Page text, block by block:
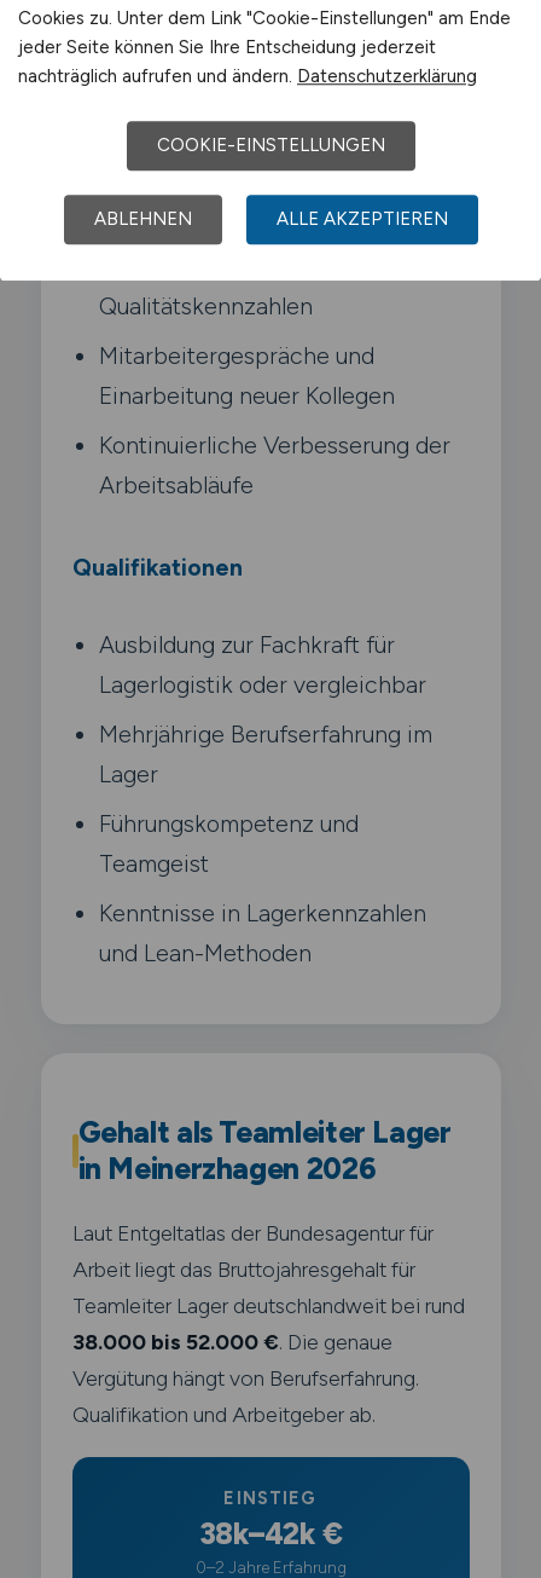
Meinerzhagen
Fachliche und disziplinarische
Führung des Teams
Einteilung und Aufgabenverteilung
der Mitarbeiter
Qualitätskennzahlen
Mitarbeitergespräche und
Einarbeitung neuer Kollegen
Kontinuierliche Verbesserung der
Arbeitsabläufe
Qualifikationen
Ausbildung zur Fachkraft für
Lagerlogistik oder vergleichbar
Mehrjährige Berufserfahrung im
Lager
Führungskompetenz und
Teamgeist
Kenntnisse in Lagerkennzahlen
und Lean-Methoden
Gehalt als Teamleiter Lager
in Meinerzhagen 2026
Laut Entgeltatlas der Bundesagentur für
Arbeit liegt das Bruttojahresgehalt für
Teamleiter Lager deutschlandweit bei rund
38.000 bis 52.000 €. Die genaue
Vergütung hängt von Berufserfahrung.
Qualifikation und Arbeitgeber ab.
EINSTIEG
38k–42k €
0–2 Jahre Erfahrung
Cookies zu. Unter dem Link "Cookie-Einstellungen" am Ende
jeder Seite können Sie Ihre Entscheidung jederzeit
nachträglich aufrufen und ändern. Datenschutzerklärung
COOKIE-EINSTELLUNGEN
ABLEHNEN ALLE AKZEPTIEREN